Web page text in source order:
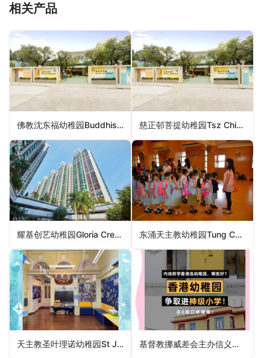
相关产品
佛教沈东福幼稚园Buddhist Sum Tung Fook Kindergarten（北区幼稚园） 慈正邨菩提幼稚园Tsz Ching Estate Bodhi Siksa Kindergarten（黄大仙区幼稚园）
耀基创艺幼稚园Gloria Creative Kindergarten（北区幼稚园） 东涌天主教幼稚园Tung Chung Catholic Kindergarten（离岛区幼稚园）
天主教圣叶理诺幼稚园St Jerome’s Catholic Kindergarten（元朗区幼稚园） 基督教挪威差会主办信义中英文幼稚园NMS Lutheran Kindergarten（深水埗区幼稚园）